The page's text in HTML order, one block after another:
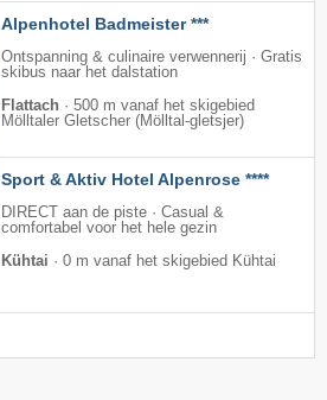
Alpenhotel Badmeister ***
Ontspanning & culinaire verwennerij · Gratis
skibus naar het dalstation
Flattach · 500 m vanaf het skigebied
Mölltaler Gletscher (Mölltal-gletsjer)
Sport & Aktiv Hotel Alpenrose ****
DIRECT aan de piste · Casual &
comfortabel voor het hele gezin
Kühtai · 0 m vanaf het skigebied Kühtai